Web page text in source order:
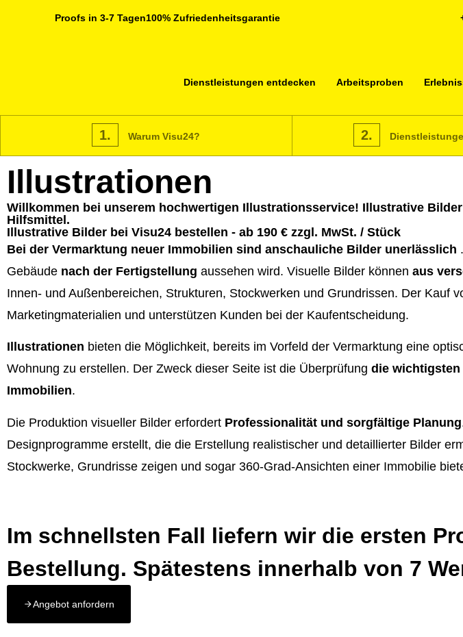
Proofs in 3-7 Tagen100% Zufriedenheitsgarantie
Dienstleistungen entdecken Arbeitsproben
1. Warum Visu24? 2.
Illustrationen
Willkommen bei unserem hochwertigen Illustrationsservice! Illustrative
Hilfsmittel.
Illustrative Bilder bei Visu24 bestellen - ab 190 € zzgl. MwSt. / Stück
Bei der Vermarktung neuer Immobilien sind anschauliche Bilder unerlässlich
Gebäude nach der Fertigstellung aussehen wird. Visuelle Bilder können aus
Innen- und Außenbereichen, Strukturen, Stockwerken und Grundrissen. Der Kauf
Marketingmaterialien und unterstützen Kunden bei der Kaufentscheidung.
Illustrationen bieten die Möglichkeit, bereits im Vorfeld der Vermarktung eine
Wohnung zu erstellen. Der Zweck dieser Seite ist die Überprüfung die
Immobilien.
Die Produktion visueller Bilder erfordert Professionalität und sorgfältige Planung
Designprogramme erstellt, die die Erstellung realistischer und detaillierter Bilder
Stockwerke, Grundrisse zeigen und sogar 360-Grad-Ansichten einer Immobilie
Im schnellsten Fall liefern wir die ersten
Bestellung. Spätestens innerhalb von 7
Angebot anfordern